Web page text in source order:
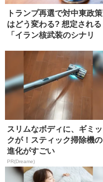
トランプ再選で対中東政策
はどう変わる? 想定される
「イラン核武装のシナリ
スリムなボディに、ギミッ
クが！スティック掃除機の
進化がすごい
PR(Dreame)